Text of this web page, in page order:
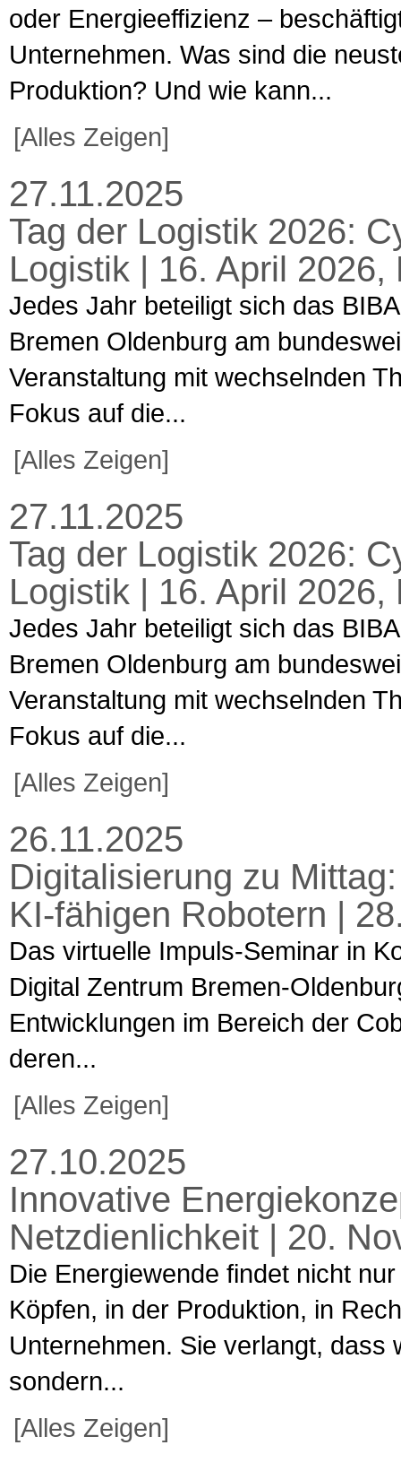
oder Energieeffizienz –
Unternehmen. Was sind die
Produktion? Und wie kann...
[Alles Zeigen]
27.11.2025
Tag der Logistik 2026:
Logistik | 16. April 2026,
Jedes Jahr beteiligt sich das
Bremen Oldenburg am
Veranstaltung mit wechselnden
Fokus auf die...
[Alles Zeigen]
27.11.2025
Tag der Logistik 2026:
Logistik | 16. April 2026,
Jedes Jahr beteiligt sich das
Bremen Oldenburg am
Veranstaltung mit wechselnden
Fokus auf die...
[Alles Zeigen]
26.11.2025
Digitalisierung zu
KI-fähigen Robotern |
Das virtuelle Impuls-Seminar in
Digital Zentrum Bremen-
Entwicklungen im Bereich der
deren...
[Alles Zeigen]
27.10.2025
Innovative
Netzdienlichkeit | 20.
Die Energiewende findet nicht
Köpfen, in der Produktion, in
Unternehmen. Sie verlangt,
sondern...
[Alles Zeigen]